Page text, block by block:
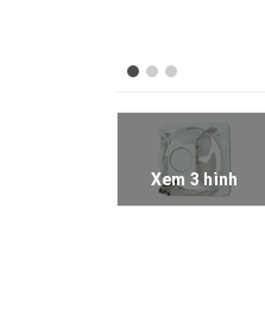
Xem 3 hình